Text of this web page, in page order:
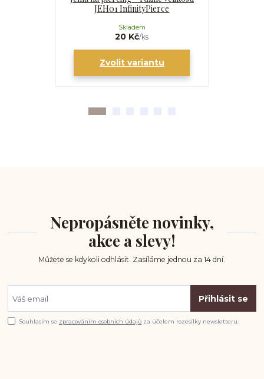
JEH01 InfinityPierce
20 Kč/ks
Skladem
Zvolit variantu
Nepropásněte novinky,
akce a slevy!
Můžete se kdykoli odhlásit. Zasíláme jednou za 14 dní.
Přihlásit se
Souhlasím se zpracováním osobních údajů za účelem rozesílky newsletteru.